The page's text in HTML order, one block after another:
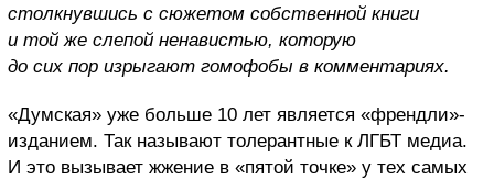
столкнувшись с сюжетом собственной книги
и той же слепой ненавистью, которую
до сих пор изрыгают гомофобы в комментариях.
«Думская» уже больше 10 лет является «френдли»-
изданием. Так называют толерантные к ЛГБТ медиа.
И это вызывает жжение в «пятой точке» у тех самых